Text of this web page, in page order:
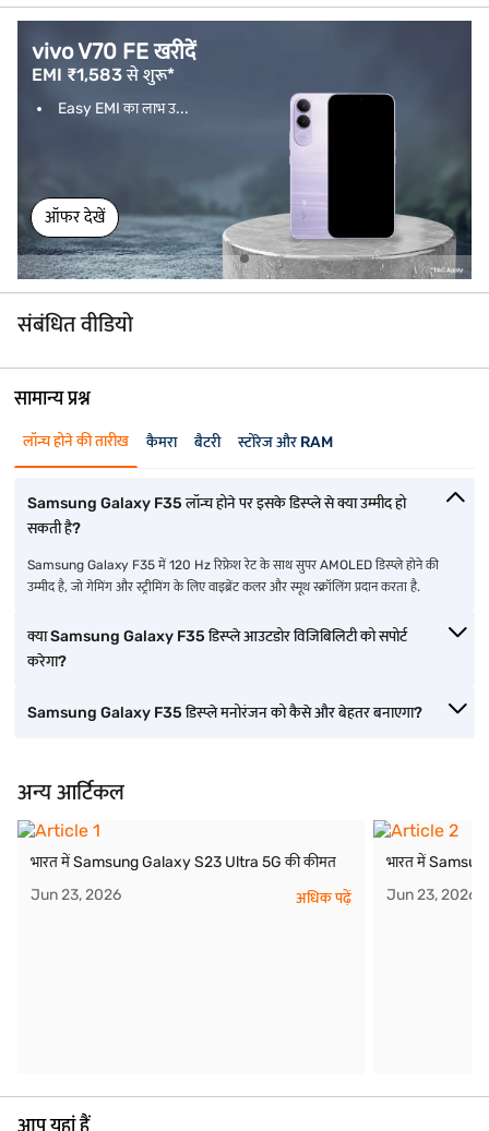
vivo V70 FE खरीदें
EMI ₹1,583 से शुरू*
Easy EMI का लाभ उ...
ऑफर देखें
संबंधित वीडियो
सामान्य प्रश्न
लॉन्च होने की तारीख कैमरा बैटरी स्टोरेज और RAM
Samsung Galaxy F35 लॉन्च होने पर इसके डिस्प्ले से क्या उम्मीद हो
सकती है?
Samsung Galaxy F35 में 120 Hz रिफ्रेश रेट के साथ सुपर AMOLED डिस्प्ले होने की
उम्मीद है, जो गेमिंग और स्ट्रीमिंग के लिए वाइब्रेंट कलर और स्मूथ स्क्रॉलिंग प्रदान करता है.
क्या Samsung Galaxy F35 डिस्प्ले आउटडोर विजिबिलिटी को सपोर्ट
करेगा?
Samsung Galaxy F35 डिस्प्ले मनोरंजन को कैसे और बेहतर बनाएगा?
अन्य आर्टिकल
भारत में Samsung Galaxy S23 Ultra 5G की कीमत
Jun 23, 2026
अधिक पढ़ें
भारत में
Jun 23, 2026
आप यहां हैं